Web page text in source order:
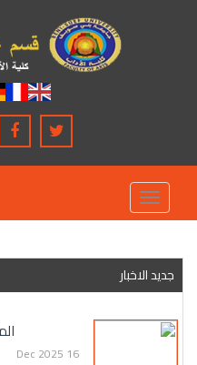
Toggle
navigation
جديد الاخبار
16 Dec 2025